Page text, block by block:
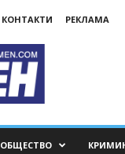
КОНТАКТИ РЕКЛАМА
ОБЩЕСТВО